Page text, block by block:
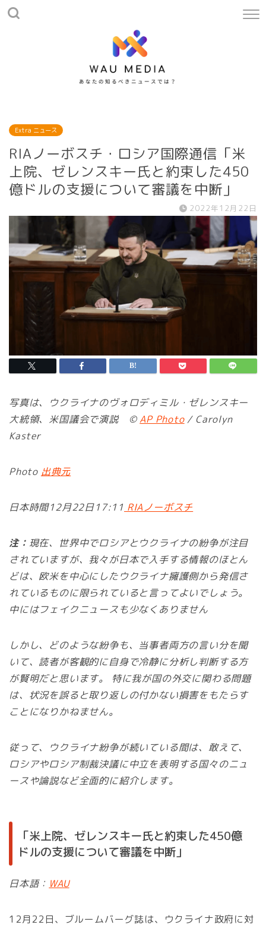
Extra ニュース
RIAノーボスチ・ロシア国際通信「米
上院、ゼレンスキー氏と約束した450
億ドルの支援について審議を中断」
2022年12月22日
写真は、ウクライナのヴォロディミル・ゼレンスキー
大統領、米国議会で演説 ©AP Photo/ Carolyn
Kaster
Photo 出典元
日本時間12月22日17:11 RIAノーボスチ
注： 現在、世界中でロシアとウクライナの紛争が注目
されていますが、我々が日本で入手する情報のほとん
どは、欧米を中心にしたウクライナ擁護側から発信さ
れているものに限られていると言ってよいでしょう。
中にはフェイクニュースも少なくありません
しかし、どのような紛争も、当事者両方の言い分を聞
いて、読者が客観的に自身で冷静に分析し判断する方
が賢明だと思います。 特に我が国の外交に関わる問題
は、状況を誤ると取り返しの付かない損害をもたらす
ことになりかねません。
従って、ウクライナ紛争が続いている間は、敢えて、
ロシアやロシア制裁決議に中立を表明する国々のニュ
ースや論説など全面的に紹介します。
「米上院、ゼレンスキー氏と約束した450億
ドルの支援について審議を中断」
日本語： WAU
12月22日、ブルームバーグ誌は、ウクライナ政府に対